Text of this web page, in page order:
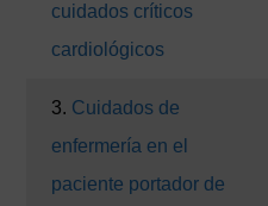
cuidados críticos
cardiológicos
3. Cuidados de
enfermería en el
paciente portador de